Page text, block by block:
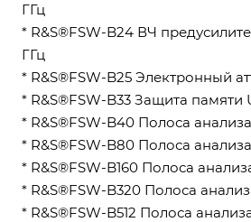
ГГц
* R&S®FSW-B24 ВЧ
ГГц
* R&S®FSW-B25 Электронный
* R&S®FSW-B33 Защита памяти
* R&S®FSW-B40 Полоса
* R&S®FSW-B80 Полоса
* R&S®FSW-B160 Полоса
* R&S®FSW-B320 Полоса
* R&S®FSW-B512 Полоса